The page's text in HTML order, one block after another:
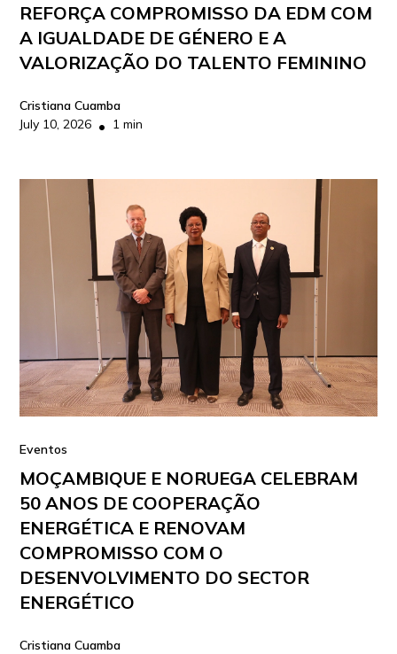
REFORÇA COMPROMISSO DA EDM COM
A IGUALDADE DE GÉNERO E A
VALORIZAÇÃO DO TALENTO FEMININO
Cristiana Cuamba
July 10, 2026 • 1 min
Eventos
MOÇAMBIQUE E NORUEGA CELEBRAM
50 ANOS DE COOPERAÇÃO
ENERGÉTICA E RENOVAM
COMPROMISSO COM O
DESENVOLVIMENTO DO SECTOR
ENERGÉTICO
Cristiana Cuamba